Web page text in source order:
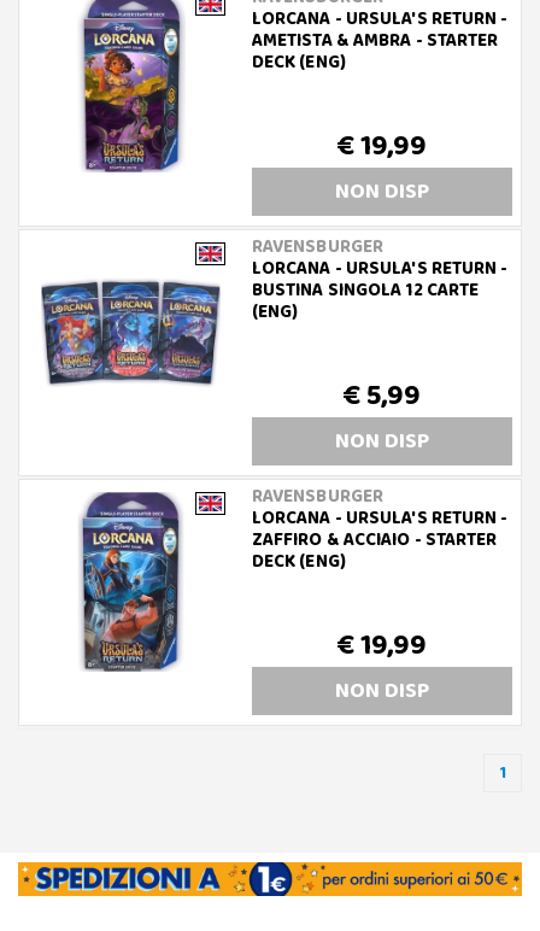
LORCANA - URSULA'S RETURN -
AMETISTA & AMBRA - STARTER
DECK (ENG)
€ 19,99
NON DISP
RAVENSBURGER
LORCANA - URSULA'S RETURN -
BUSTINA SINGOLA 12 CARTE
(ENG)
€ 5,99
NON DISP
RAVENSBURGER
LORCANA - URSULA'S RETURN -
ZAFFIRO & ACCIAIO - STARTER
DECK (ENG)
€ 19,99
NON DISP
1